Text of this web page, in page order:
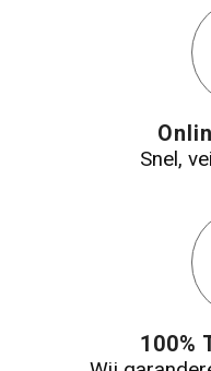
Snel,
100%